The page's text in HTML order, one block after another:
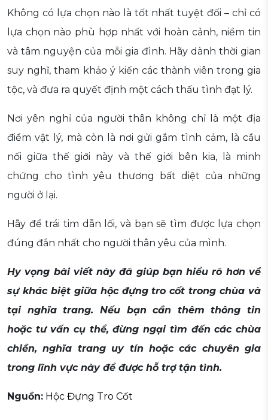
Không có lựa chọn nào là tốt nhất tuyệt đối – chỉ có
lựa chọn nào phù hợp nhất với hoàn cảnh, niềm tin
và tâm nguyện của mỗi gia đình. Hãy dành thời gian
suy nghĩ, tham khảo ý kiến các thành viên trong gia
tộc, và đưa ra quyết định một cách thấu tình đạt lý.
Nơi yên nghỉ của người thân không chỉ là một địa
điểm vật lý, mà còn là nơi gửi gắm tình cảm, là cầu
nối giữa thế giới này và thế giới bên kia, là minh
chứng cho tình yêu thương bất diệt của những
người ở lại.
Hãy để trái tim dẫn lối, và bạn sẽ tìm được lựa chọn
đúng đắn nhất cho người thân yêu của mình.
Hy vọng bài viết này đã giúp bạn hiểu rõ hơn về
sự khác biệt giữa hộc đựng tro cốt trong chùa và
tại nghĩa trang. Nếu bạn cần thêm thông tin
hoặc tư vấn cụ thể, đừng ngại tìm đến các chùa
chiền, nghĩa trang uy tín hoặc các chuyên gia
trong lĩnh vực này để được hỗ trợ tận tình.
Nguồn: Hộc Đựng Tro Cốt